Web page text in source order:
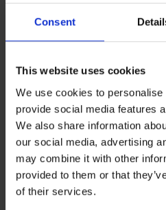
Consent
This website uses cookies
We use cookies to
provide social media features
We also share information
our social media, advertising
may combine it with other
provided to them or that
of their services.
Rasprodaja -70%
1+1 GRATIS
Gornji dio ženskog kupaćeg
kostima Katy
Popust
8,10 € Prvobitna cijena
26,99 €